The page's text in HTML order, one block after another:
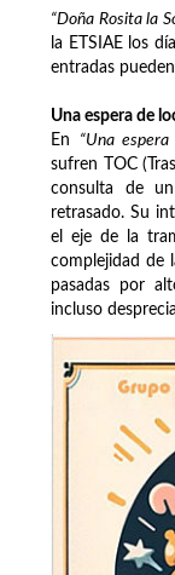
“Doña Rosita la
la ETSIAE los
entradas
Una espera de
En “Una
sufren TOC
consulta de
retrasado. Su
el eje de la
complejidad de
pasadas por
incluso